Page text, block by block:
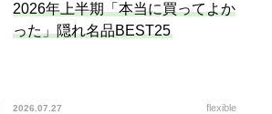
2026年上半期「本当に買ってよか
った」隠れ名品BEST25
2026.07.27 flexible